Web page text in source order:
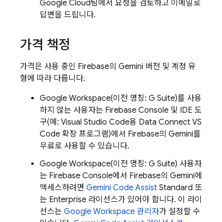
Google Cloud팀에서 요청을 검토하고 이메일로
답변을 드립니다.
가격 책정
가격은 사용 중인 Firebase의 Gemini 버전 및 계정 유
형에 따라 다릅니다.
Google Workspace(이전 명칭: G Suite)를 사용
하지 않는 사용자는 Firebase Console 및 IDE 도
구(예: Visual Studio Code용 Data Connect VS
Code 확장 프로그램)에서 Firebase의 Gemini를
무료로 사용할 수 있습니다.
Google Workspace(이전 명칭: G Suite) 사용자
는 Firebase Console에서 Firebase의 Gemini에
액세스하려면 Gemini Code Assist Standard 또
는 Enterprise 라이선스가 있어야 합니다. 이 라이
선스는 Google Workspace 관리자가 설정할 수